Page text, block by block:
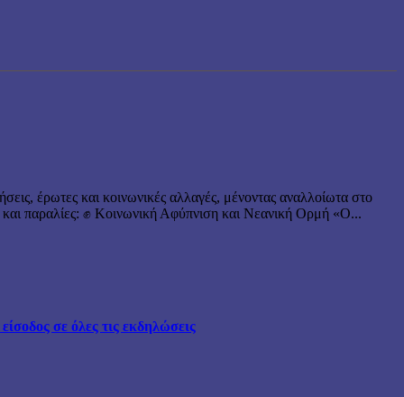
έρωτες και κοινωνικές αλλαγές, μένοντας αναλλοίωτα στο
παραλίες: ✊ Κοινωνική Αφύπνιση και Νεανική Ορμή «Ο...
σε όλες τις εκδηλώσεις